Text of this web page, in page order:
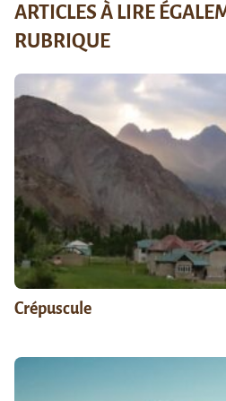
ARTICLES À LIRE
RUBRIQUE
Crépuscule